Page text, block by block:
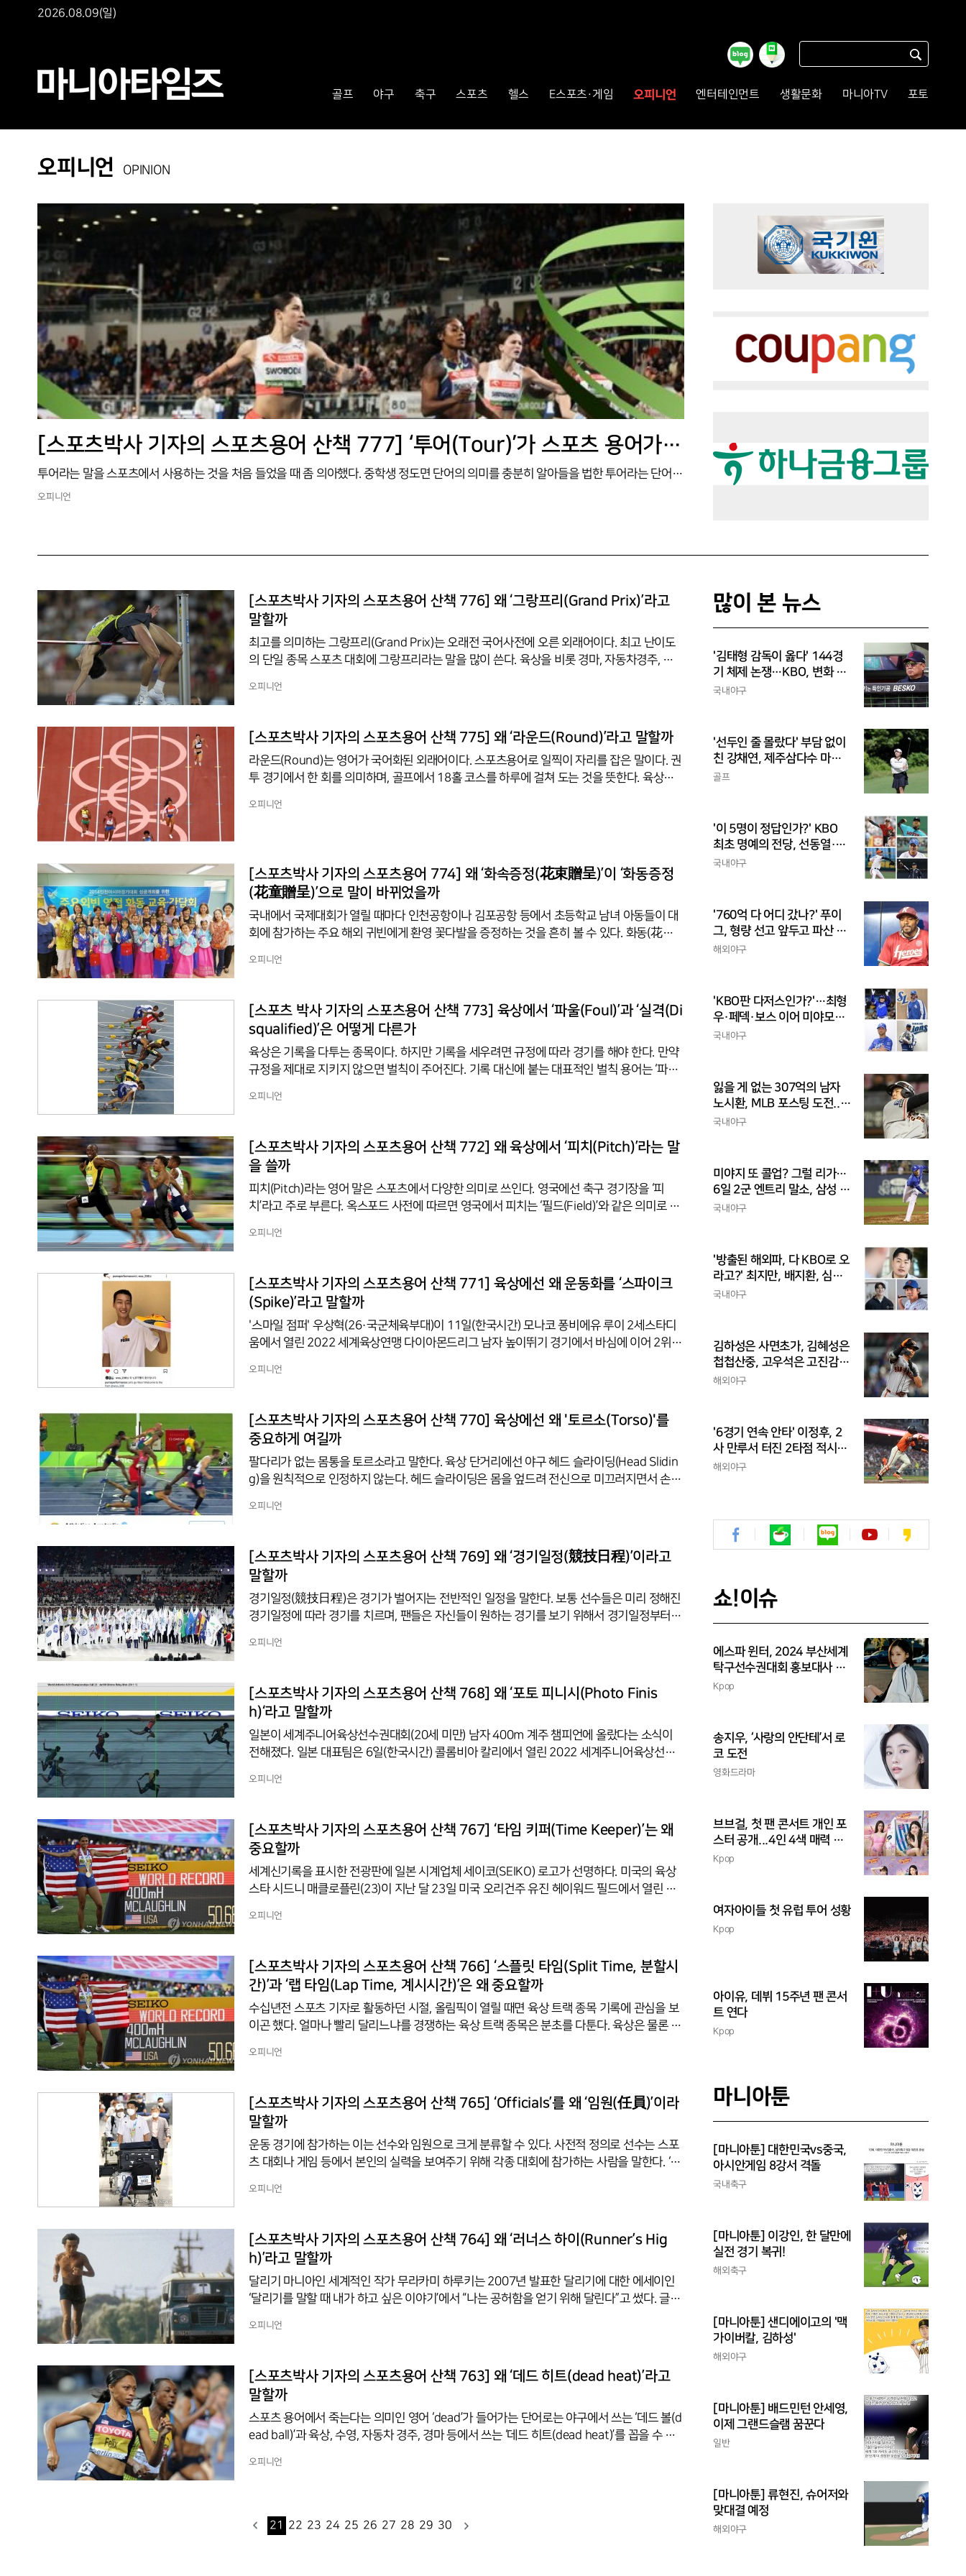
2026.08.09(일)
골프 야구 축구 스포츠 헬스 E스포츠·게임 오피니언 엔터테인먼트 생활문화 마니아TV 포토
오피니언 OPINION
[스포츠박사 기자의 스포츠용어 산책 777] ‘투어(Tour)’가 스포츠 용어가 된 이유
투어라는 말을 스포츠에서 사용하는 것을 처음 들었을 때 좀 의아했다. 중학생 정도면 단어의 의미를 충분히 알아들을 법한 투어라는 단어는 대개 관광여행 정도로 이해한다. 따라서 스포츠와 관광여행을 연결시키는 것을 받아들이기가 좀 쉽지 않았다. 하지만 프로스포츠를 알게 되면서 투어의 의미가 좀 더 분명해짐을 알게 됐다. 영어용어사전에 따르면 영어 투어(Tour)는 프랑스어에서 변형된 말이다. 고대 프랑스어 ‘Torner’가 어원이며 그 기원은 라틴어 ‘Tornare’까지 거슬러 올라간다. 선반을 뜻하는 말로 쓰였다고 한다. 18세기 영국 산업혁명이후 유럽에서 국가간 여행이 유행하면서 투어라는 말을 많이 사용했다. 영국 신사들이 프
오피니언
[스포츠박사 기자의 스포츠용어 산책 776] 왜 ‘그랑프리(Grand Prix)’라고
말할까
최고를 의미하는 그랑프리(Grand Prix)는 오래전 국어사전에 오른 외래어이다. 최고 난이도
의 단일 종목 스포츠 대회에 그랑프리라는 말을 많이 쓴다. 육상을 비롯 경마, 자동차경주, 유
라하 그랑프리는 석양 무렵 출발, 프라하의 아름다운 강변도로를 10km 달리는 환상적인 육
이브 공연을 즐기며 프라하의 아름다운 밤을 만끽한다. 체코 맥주회사 비렐이 타이틀 스폰서
를 맡아 운영하고 있다. 그랑프리는 원래 프랑스어이다. 영어로는 'Grand prize'로 번역
오피니언
[스포츠박사 기자의 스포츠용어 산책 775] 왜 ‘라운드(Round)’라고 말할까
라운드(Round)는 영어가 국어화된 외래어이다. 스포츠용어로 일찍이 자리를 잡은 말이다. 권
투 경기에서 한 회를 의미하며, 골프에서 18홀 코스를 하루에 걸쳐 도는 것을 뜻한다. 육상에
나타낼 때 쓴다. 예선이나 준결승, 결승을 의미할 때도 있다. 영어용어사전 등에 따르면 원래
전에 의하면 라운드는 야구에서 이닝을 의미하는 말로 미국 야구 초창기인 1859년부
오피니언
[스포츠박사 기자의 스포츠용어 774] 왜 ‘화속증정(花束贈呈)’이 ‘화동증정
(花童贈呈)’으로 말이 바뀌었을까
국내에서 국제대회가 열릴 때마다 인천공항이나 김포공항 등에서 초등학교 남녀 아동들이 대
회에 참가하는 주요 해외 귀빈에게 환영 꽃다발을 증정하는 것을 흔히 볼 수 있다. 화동(花童)
일환이다. 화동 행사는 공항뿐 아니라 주요 국제 행사장에서 공식 식순 때 하기도 한다. 화동
같은 아이라는 ‘화동(花童)’과 남에게 물건을 준다는 ‘증정(贈呈)’이 합친 말이다. 화동과 증정
은 모두 한국, 중국, 일본 등에서 오래전부터 쓰던 한자어이다. 조선왕조
오피니언
[스포츠 박사 기자의 스포츠용어 산책 773] 육상에서 ‘파울(Foul)’과 ‘실격(Di
squalified)’은 어떻게 다른가
육상은 기록을 다투는 종목이다. 하지만 기록을 세우려면 규정에 따라 경기를 해야 한다. 만약
규정을 제대로 지키지 않으면 벌칙이 주어진다. 기록 대신에 붙는 대표적인 벌칙 용어는 ‘파울
하기 때문이다. 파울(Foul)이라는 말은 원래 안 좋다는 의미이다. 인터넷 용어사전 위키너리에
단어로 정착했다. 스포츠 용어로 불공평하거나 관습에 반하는 행위라는 의미로 쓰인 것은 15
세기 부터였다. 1797년 처음 기록상으로 파울이라는 말이 스포
오피니언
[스포츠박사 기자의 스포츠용어 산책 772] 왜 육상에서 ‘피치(Pitch)’라는 말
을 쓸까
피치(Pitch)라는 영어 말은 스포츠에서 다양한 의미로 쓰인다. 영국에선 축구 경기장을 ‘피
치’라고 주로 부른다. 옥스포드 사전에 따르면 영국에서 피치는 ‘필드(Field)’와 같은 의미로 통
어를 축구경기장이라는 말로 쓴다. 원래 피치는 크리켓과 럭비를 하는 데 사용되는 필드를 설
을 묘사하는 것으로 간주한다. 피치는 스포츠 전용 구역을 뜻하는 좀 더 구체적인 용어로 쓴 것
이다. (본 코너 251회 ‘영국에선 왜 축구장을 ‘피치(Pitch)’라고 말할까
오피니언
[스포츠박사 기자의 스포츠용어 산책 771] 육상에선 왜 운동화를 ‘스파이크
(Spike)’라고 말할까
'스마일 점퍼' 우상혁(26·국군체육부대)이 11일(한국시간) 모나코 퐁비에유 루이 2세스타디
움에서 열린 2022 세계육상연맹 다이아몬드리그 남자 높이뛰기 경기에서 바심에 이어 2위에
의 의미는 더 커진다. 이번 대회서 우상혁은 새 스파이크를 길들일 시간이 부족해아쉬움을 줬
이카) 은퇴 후 육상 최고 스타로 떠오른 남자 장대높이뛰기의 아먼드 듀플랜티스(23·스웨덴),
올림픽 단거리 더블더블(2016년 리우데자네이루·2021년 도쿄 여자 100·200ｍ연속
오피니언
[스포츠박사 기자의 스포츠용어 산책 770] 육상에선 왜 '토르소(Torso)'를
중요하게 여길까
팔다리가 없는 몸통을 토르소라고 말한다. 육상 단거리에선 야구 헤드 슬라이딩(Head Slidin
g)을 원칙적으로 인정하지 않는다. 헤드 슬라이딩은 몸을 엎드려 전신으로 미끄러지면서 손끝
서 마치 헤드 슬라이딩과 같은 자세로 골인한 이례적인 장면이 펼쳐져 논란을 일으킨 적이 있
3조 경기에서 올리베이라는 골인 지점을 앞두고 몸을 날려 골인해 사람들을 깜짝 놀라게 했
다. 올리베이라는 13초 63을 기록하며 골인해, 3조 4위로 준결승에 진출했다. 이 기록
오피니언
[스포츠박사 기자의 스포츠용어 산책 769] 왜 ‘경기일정(競技日程)’이라고
말할까
경기일정(競技日程)은 경기가 벌어지는 전반적인 일정을 말한다. 보통 선수들은 미리 정해진
경기일정에 따라 경기를 치르며, 팬들은 자신들이 원하는 경기를 보기 위해서 경기일정부터
는 그날의 경기 일정등을 알리기 위한 때문이다. 경기일정은 일본식 한자어이다. 이 말은 원래
뜻하는 일정(日程)이 합쳐진 것이다. 조선왕조실록 등을 검색해보면 경기라는 말은 딱 1번 나
온다. 순종실록 부록 5권, 순종 7년 11월7일 ‘특별히 엽우경기대회(獵友競技大會)
오피니언
[스포츠박사 기자의 스포츠용어 산책 768] 왜 ‘포토 피니시(Photo Finis
h)‘라고 말할까
일본이 세계주니어육상선수권대회(20세 미만) 남자 400ｍ 계주 챔피언에 올랐다는 소식이
전해졌다. 일본 대표팀은 6일(한국시간) 콜롬비아 칼리에서 열린 2022 세계주니어육상선수
ｍ 계주에서 우승한 건 이번이 처음이다. 일본은 이미 계주에서는 세계적인 강국으로 이름을
6년 폴란드 비드고슈치, 2014년 미국 오리건주 유진 대회에서 2위에 올랐던 일본 남자 주니
어 계주팀은 2022년 칼리에서는 마침내 금빛 메달을 수확했다. 최종 순위는 결승선 통과 장면
을 판독
오피니언
[스포츠박사 기자의 스포츠용어 산책 767] ‘타임 키퍼(Time Keeper)’는 왜
중요할까
세계신기록을 표시한 전광판에 일본 시계업체 세이코(SEIKO) 로고가 선명하다. 미국의 육상
스타 시드니 매클로플린(23)이 지난 달 23일 미국 오리건주 유진 헤이워드 필드에서 열린 20
뒤 성조기를 등 뒤로 펼쳐보이고 전광판 옆에서 기념 포즈를 취했다. 사진에는 세계육상선수
로 불리는 세계육상선수권대회의 공식 타임키퍼는 세이코다. 1985년부터 세계육상연맹이 개
최하는 모든 대회에서 활약하고 있다. 세이코는 스위스가 장악하다시피 한 첨단 시계산업 분
오피니언
[스포츠박사 기자의 스포츠용어 산책 766] ‘스플릿 타임(Split Time, 분할시
간)’과 ‘랩 타임(Lap Time, 계시시간)’은 왜 중요할까
수십년전 스포츠 기자로 활동하던 시절, 올림픽이 열릴 때면 육상 트랙 종목 기록에 관심을 보
이곤 했다. 얼마나 빨리 달리느냐를 경쟁하는 육상 트랙 종목은 분초를 다툰다. 육상은 물론 수
때문에 시간관리가 매우 중요하다. 스피드 종목들은 시간 개념을 전체 시간(Overall Time),
결승선까지 도달할 때까지 걸린 시간을 말한다. 100m 세계최고기록 보유자 우사인 볼트가 2
009년 베를린 세계육상선수권대회에서 세운 9초58은 전체 시간이라고 말하는 이유
오피니언
[스포츠박사 기자의 스포츠용어 산책 765] ‘Officials’를 왜 ‘임원(任員)’이라
말할까
운동 경기에 참가하는 이는 선수와 임원으로 크게 분류할 수 있다. 사전적 정의로 선수는 스포
츠 대회나 게임 등에서 본인의 실력을 보여주기 위해 각종 대회에 참가하는 사람을 말한다. ‘선
는 원래 어떤 일을 능숙하게 하거나 버릇으로 자주 하는 사람을 뜻하는 말로 운동경기에서 손
트(athlete)'를 옮긴 말이다. ‘노는 사람’, 또는 ‘운동하는 사람’이라는 뜻이다.(본 코너 14회 ‘‘선
수(選手)’에 ‘손 수(手)’자가 들어간 까닭‘
오피니언
[스포츠박사 기자의 스포츠용어 산책 764] 왜 ‘러너스 하이(Runner’s Hig
h)’라고 말할까
달리기 마니아인 세계적인 작가 무라카미 하루키는 2007년 발표한 달리기에 대한 에세이인
‘달리기를 말할 때 내가 하고 싶은 이야기’에서 “나는 공허함을 얻기 위해 달린다”고 썼다. 글쓰
하루키가 달리기를 통해 느끼는 이런 순간을 스포츠용어로 ‘러너스 하이(Runner’s High)라
뜻한다. 달리는 사람이라는 뜻인 ‘Runner’에 소유격 표현인 ‘s’와 높다는 뜻의 부사형인 ‘Hig
h’로 구성된 ‘러너스 하이’라는 말을 처음 듣는 이들은 높이뛰기하
오피니언
[스포츠박사 기자의 스포츠용어 산책 763] 왜 ‘데드 히트(dead heat)’라고
말할까
스포츠 용어에서 죽는다는 의미인 영어 ‘dead’가 들어가는 단어로는 야구에서 쓰는 ‘데드 볼(d
ead ball)’과 육상, 수영, 자동차 경주, 경마 등에서 쓰는 ‘데드 히트(dead heat)’를 꼽을 수 있
다. 볼이 죽었다는 표현은 현실적으로 말이 안되지만 상황적으로 볼이 경기 중에 역할이 정지
기록의 아버지’ 헨리 채드윅(1824-1904)의 ‘야구 게임(The
오피니언
21 22 23 24 25 26 27 28 29 30
많이 본 뉴스
'김태형 감독이 옳다' 144경
기 체제 논쟁…KBO, 변화 고
민해야, 환경에 맞는 경기 수
국내야구
'선두인 줄 몰랐다' 부담 없이
친 강채연, 제주삼다수 마스
터스 2R 단독 선두
골프
'이 5명이 정답인가?' KBO
최초 명예의 전당, 선동열·최
동원·이승엽·송진우·김응용
국내야구
'760억 다 어디 갔나?' 푸이
그, 형량 선고 앞두고 파산 신
청
해외야구
'KBO판 다저스인가?'…최형
우·페덱·보스 이어 미야모리
까지, 삼성의 '스펙 만렙' 승부
국내야구
잃을 게 없는 307억의 남자
노시환, MLB 포스팅 도전...
시장 평가는 의외일 수 있어
국내야구
미야지 또 콜업? 그럴 리가…
6일 2군 엔트리 말소, 삼성 새
아시아쿼터 찾았나
국내야구
'방출된 해외파, 다 KBO로 오
라고?' 최지만, 배지환, 심준
석의 엇갈린 거취와 현실
국내야구
김하성은 사면초가, 김혜성은
첩첩산중, 고우석은 고진감
래, 송성문은 무난지경... 이
해외야구
'6경기 연속 안타' 이정후, 2
사 만루서 터진 2타점 적시
타...타율 0.303
해외야구
쇼!이슈
에스파 윈터, 2024 부산세계
탁구선수권대회 홍보대사 위
촉
Kpop
송지우, ‘사랑의 안단테’서 로
코 도전
영화드라마
브브걸, 첫 팬 콘서트 개인 포
스터 공개...4인 4색 매력 발
산
Kpop
여자아이들 첫 유럽 투어 성황
Kpop
아이유, 데뷔 15주년 팬 콘서
트 연다
Kpop
마니아툰
[마니아툰] 대한민국vs중국,
아시안게임 8강서 격돌
국내축구
[마니아툰] 이강인, 한 달만에
실전 경기 복귀!
해외축구
[마니아툰] 샌디에이고의 '맥
가이버칼, 김하성'
해외야구
[마니아툰] 배드민턴 안세영,
이제 그랜드슬램 꿈꾼다
일반
[마니아툰] 류현진, 슈어저와
맞대결 예정
해외야구